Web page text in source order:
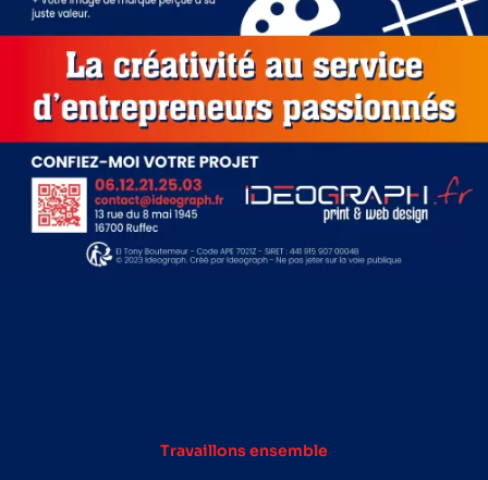
Travaillons ensemble